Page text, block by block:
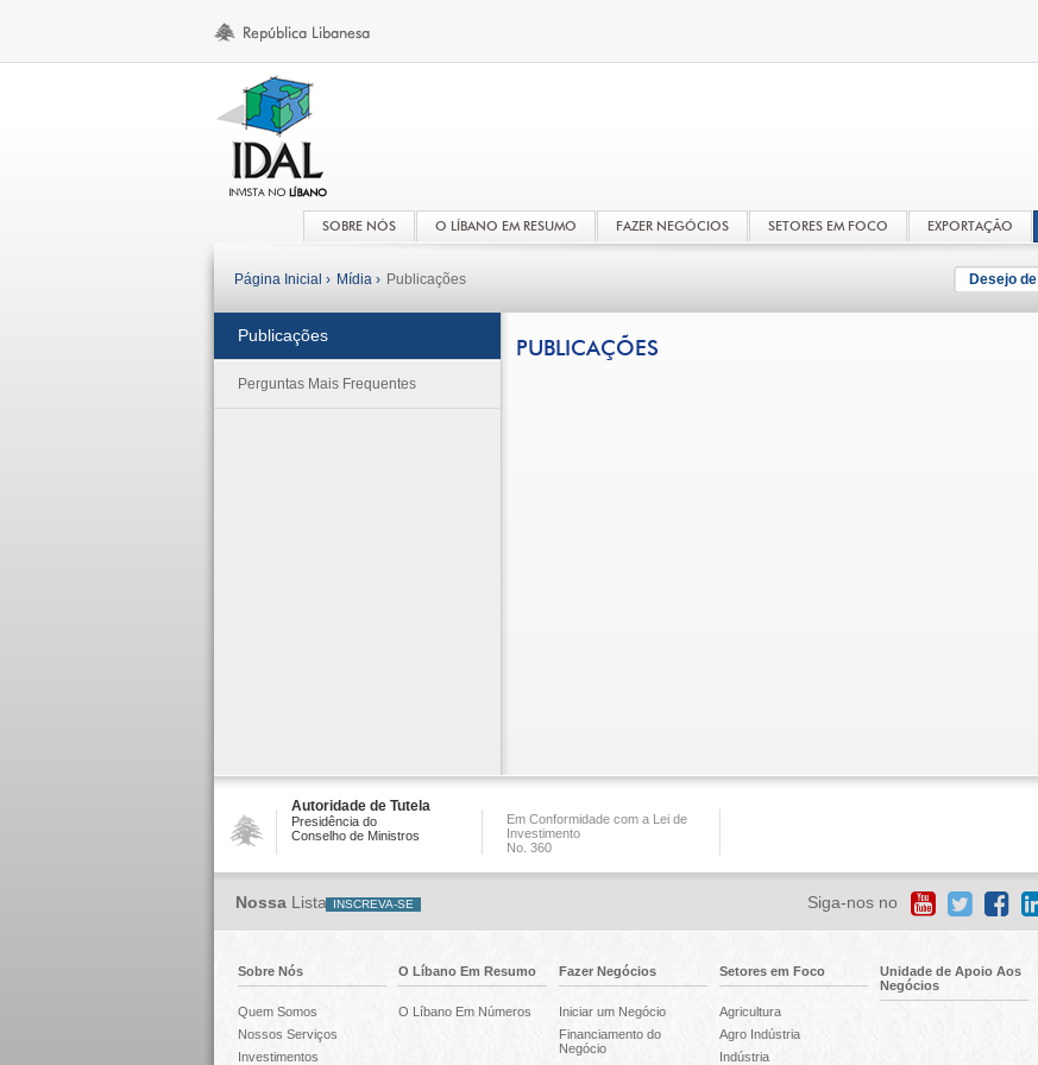
SOBRE NÓS O LÍBANO EM RESUMO FAZER NEGÓCIOS SETORES EM FOCO EXPORTAÇÃO
Desejo de
Página Inicial › Mídia › Publicações
Publicações
Perguntas Mais Frequentes
PUBLICAÇÕES
Autoridade de Tutela
Presidência do
Conselho de Ministros
Em Conformidade com a Lei de
Investimento
No. 360
NossaLista Siga-nos no
Sobre Nós
Quem Somos
Nossos Serviços
Investimentos
O Líbano Em Resumo
O Líbano Em Números
Fazer Negócios
Iniciar um Negócio
Financiamento do
Negócio
Setores em Foco
Agricultura
Agro Indústria
Indústria
Unidade de Apoio Aos
Negócios